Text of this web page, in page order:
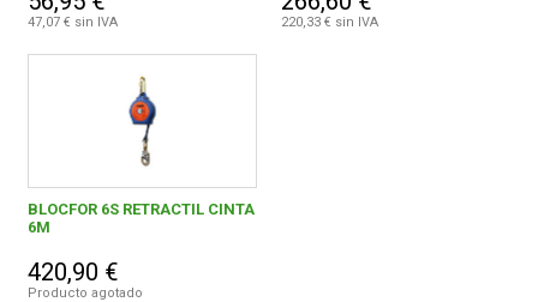
200,00 € - 299,99 € 1
400,00 € y superior
TRACTEL IBERICA, S.A.
47,07 € sin IVA 220,33 € sin IVA
BLOCFOR 6S RETRACTIL CINTA
6M
420,90 €
Producto agotado
GUÍAS